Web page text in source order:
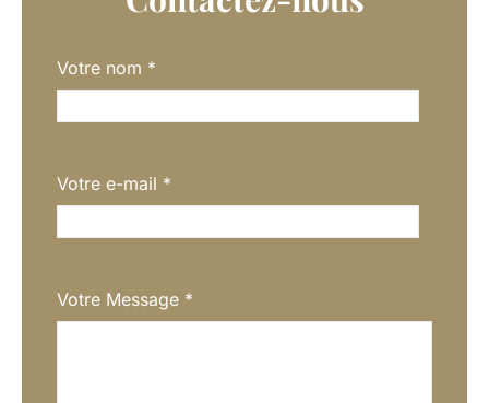
Votre nom *
Votre e-mail *
Votre Message *